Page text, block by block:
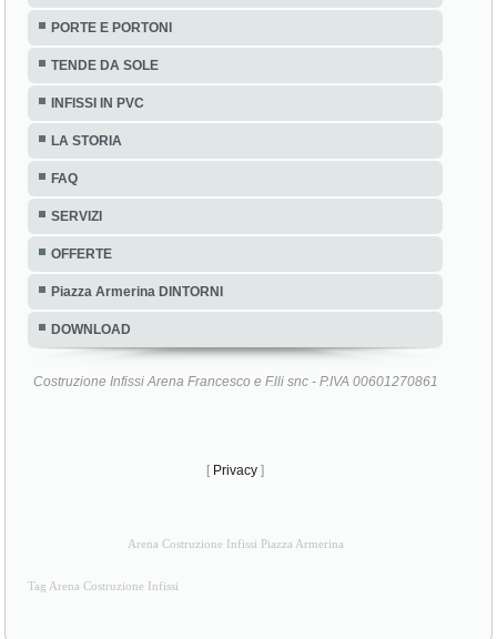
TENDE DA SOLE
INFISSI IN PVC
LA STORIA
FAQ
SERVIZI
OFFERTE
Piazza Armerina DINTORNI
DOWNLOAD
Costruzione Infissi Arena Francesco e F.lli snc - P.IVA 00601270861
Tag Arena Costruzione Infissi